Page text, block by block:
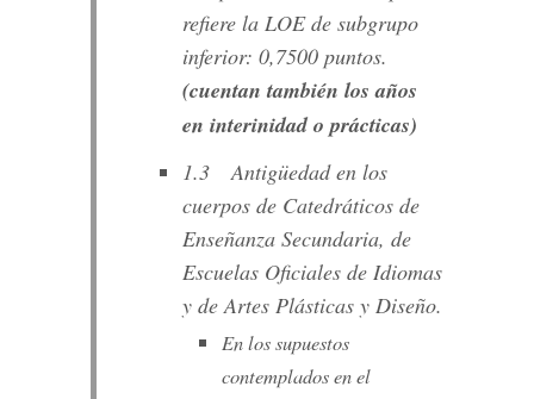
refiere la LOE de subgrupo
inferior: 0,7500 puntos.
(cuentan también los años
en interinidad o prácticas)
1.3 Antigüedad en los
cuerpos de Catedráticos de
Enseñanza Secundaria, de
Escuelas Oficiales de Idiomas
y de Artes Plásticas y Diseño.
En los supuestos
contemplados en el